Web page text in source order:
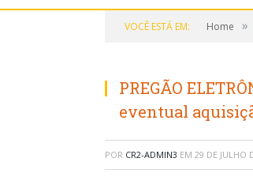
VOCÊ ESTÁ EM: Home »
PREGÃO
eventual
POR CR2-ADMIN3 EM 29 DE JULHO